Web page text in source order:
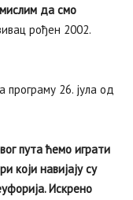
да смо
рођен 2002.
26. јула од
пута ћемо играти
који навијају су
Искрено